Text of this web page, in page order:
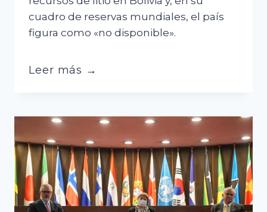
cuadro de reservas mundiales, el país
figura como «no disponible».
Leer más →
El
abunda
como
recurso,
pero
no
está